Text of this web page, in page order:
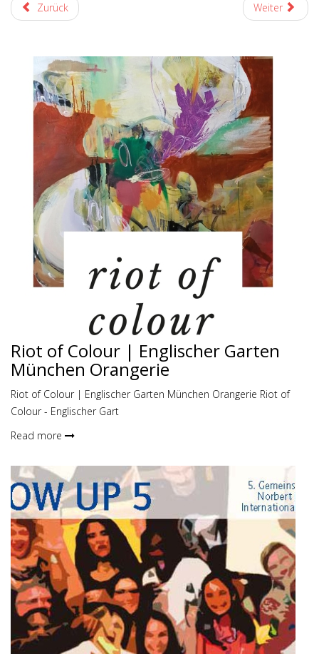
Zurück Weiter
Riot of Colour | Englischer Garten
München Orangerie
Riot of Colour | Englischer Garten München Orangerie Riot of
Colour - Englischer Gart
Read more